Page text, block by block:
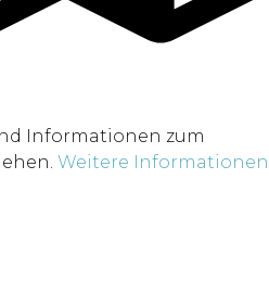
Informationen zum
Weitere Informationen